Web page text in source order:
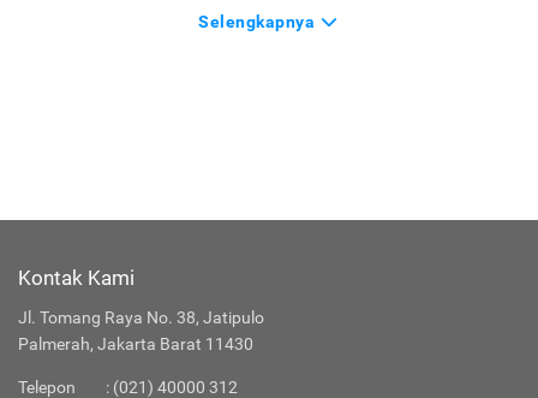
Selengkapnya
Kontak Kami
Jl. Tomang Raya No. 38, Jatipulo
Palmerah, Jakarta Barat 11430
Telepon : (021) 40000 312